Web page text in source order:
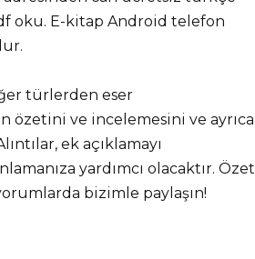
oku. E-kitap Android telefon
türlerden eser
özetini ve incelemesini ve ayrıca
ek açıklamayı
yardımcı olacaktır. Özet
bizimle paylaşın!